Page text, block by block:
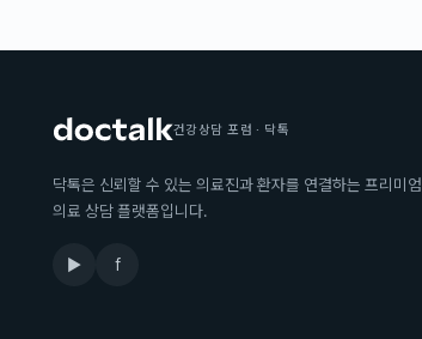
건강상담 포럼 · 닥톡
닥톡은 신뢰할 수 있는 의료진과 환자를 연결하는 프리미엄
의료 상담 플랫폼입니다.
▶ f